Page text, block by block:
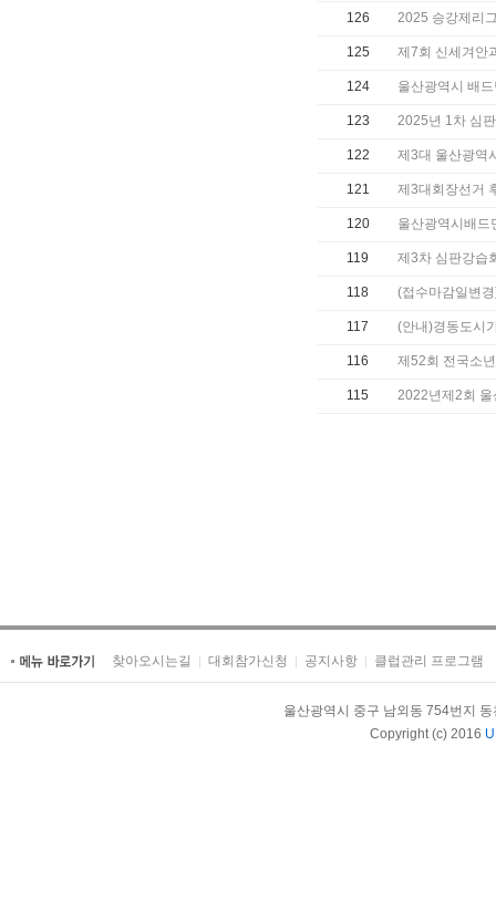
126 2025 승강제리
125 제7회 신세겨안
124 울산광역시 배
123 2025년 1차 심
122 제3대 울산광역
121 제3대회장선거
120 울산광역시배드
119 제3차 심판강습
118 (접수마감일변
117 (안내)경동도시
116 제52회 전국소
115 2022년제2회 울
찾아오시는길 대회참가신청 공지사항 클럽관리 프로그램
울산광역시 중구 남외동 754번지
Copyright (c) 2016